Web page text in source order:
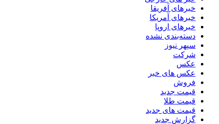
خبرهای آفریقا
خبرهای آمریکا
خبرهای اروپا
دسته‌بندی نشده
سپهر نیوز
شرکت
عکس
عکس های خبر
فروش
قیمت جدید
قیمت طلا
قیمت های جدید
گزارش جدید